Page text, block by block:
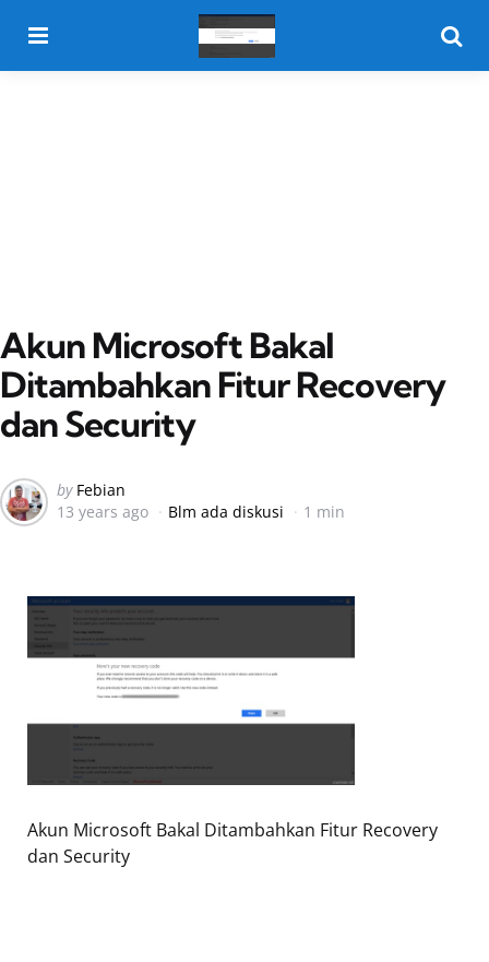
Akun Microsoft Bakal
Ditambahkan Fitur Recovery
dan Security
Posted
by
by Febian
13 years ago
Blm ada diskusi 1 min
Akun Microsoft Bakal Ditambahkan Fitur Recovery
dan Security